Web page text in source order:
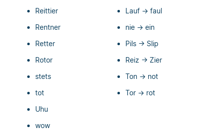
Reittier
Rentner
Retter
Rotor
stets
tot
Uhu
wow
Lauf → faul
nie → ein
Pils → Slip
Reiz → Zier
Ton → not
Tor → rot